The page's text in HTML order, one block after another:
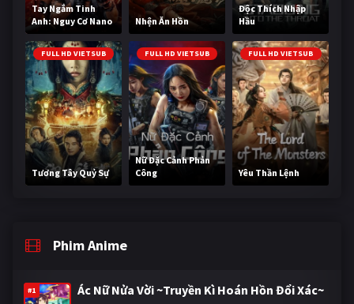
Tay Ngắm Tinh
Anh: Nguy Cơ Nano
Nhện Ăn Hồn
Độc Thích Nhập
Hầu
FULL HD VIETSUB
Tương Tây Quỷ Sự
FULL HD VIETSUB
Nữ Đặc Cảnh Phản
Công
FULL HD VIETSUB
Yêu Thần Lệnh
Phim Anime
#1 Ác Nữ Nửa Vời ~Truyền Kì Hoán Hồn Đổi Xác~